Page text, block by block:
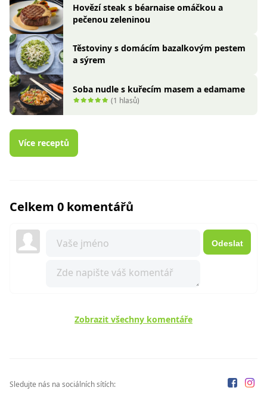
Hovězí steak s béarnaise omáčkou a
pečenou zeleninou
Těstoviny s domácím bazalkovým pestem
a sýrem
Soba nudle s kuřecím masem a edamame
(1 hlasů)
Více receptů
Celkem 0 komentářů
Odeslat
Zobrazit všechny komentáře
Sledujte nás na sociálních sítích: